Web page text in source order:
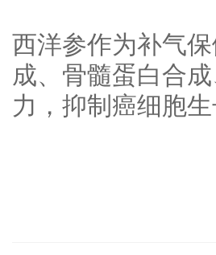
西洋参作为补气
成、骨髓蛋白合
力，抑制癌细胞